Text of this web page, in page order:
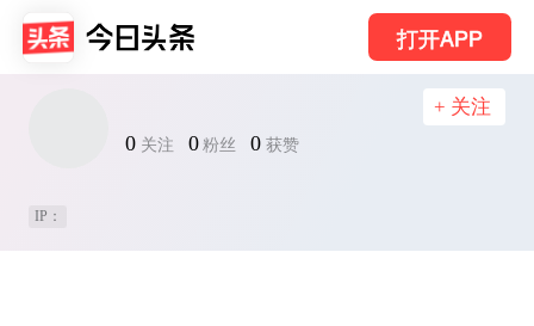
打开APP
0 关注 0 粉丝 0 获赞
+ 关注
IP：